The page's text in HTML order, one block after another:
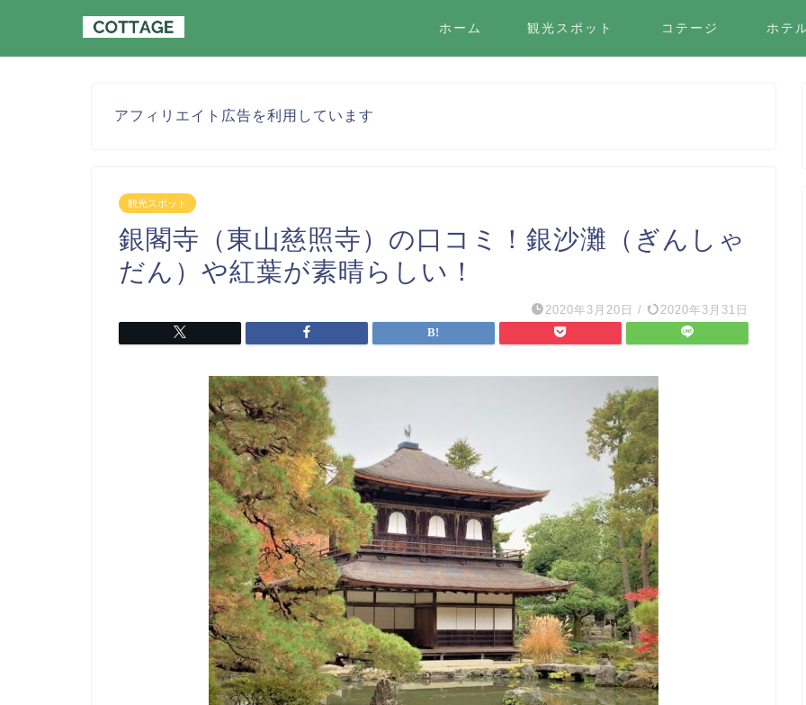
ホーム 観光スポット コテージ ホテ
アフィリエイト広告を利用しています
観光スポット
銀閣寺（東山慈照寺）の口コミ！銀沙灘（ぎんしゃ
だん）や紅葉が素晴らしい！
2020年3月20日 / 2020年3月31日